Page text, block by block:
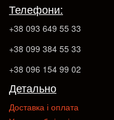
Телефони:
+38 093 649 55 33
+38 099 384 55 33
+38 096 154 99 02
Детально
Доставка і оплата